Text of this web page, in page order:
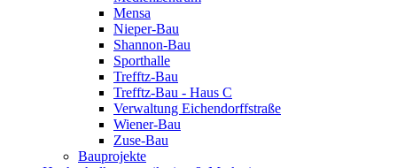
Mensa
Nieper-Bau
Shannon-Bau
Sporthalle
Trefftz-Bau
Trefftz-Bau - Haus C
Verwaltung Eichendorffstraße
Wiener-Bau
Zuse-Bau
Bauprojekte